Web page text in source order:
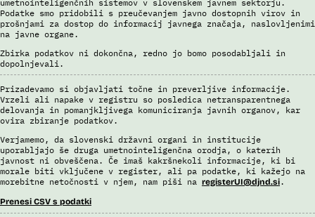
umetnointeligenčnih sistemov v slovenskem javnem sektorju.
Podatke smo pridobili s preučevanjem javno dostopnih virov in
prošnjami za dostop do informacij javnega značaja, naslovljenimi
na javne organe.
Zbirka podatkov ni dokončna, redno jo bomo posodabljali in
dopolnjevali.
Prizadevamo si objavljati točne in preverljive informacije.
Vrzeli ali napake v registru so posledica netransparentnega
delovanja in pomanjkljivega komuniciranja javnih organov, kar
ovira zbiranje podatkov.
Verjamemo, da slovenski državni organi in institucije
uporabljajo še druga umetnointeligenčna orodja, o katerih
javnost ni obveščena. Če imaš kakršnekoli informacije, ki bi
morale biti vključene v register, ali pa podatke, ki kažejo na
morebitne netočnosti v njem, nam piši na registerUI@djnd.si.
Prenesi CSV s podatki